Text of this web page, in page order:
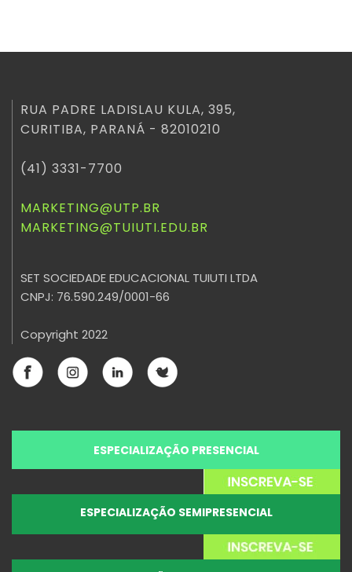
RUA PADRE LADISLAU KULA, 395,
CURITIBA, PARANÁ - 82010210
(41) 3331-7700
MARKETING@UTP.BR
MARKETING@TUIUTI.EDU.BR
SET SOCIEDADE EDUCACIONAL TUIUTI LTDA
CNPJ: 76.590.249/0001-66
Copyright 2022
ESPECIALIZAÇÃO PRESENCIAL
ESPECIALIZAÇÃO SEMIPRESENCIAL